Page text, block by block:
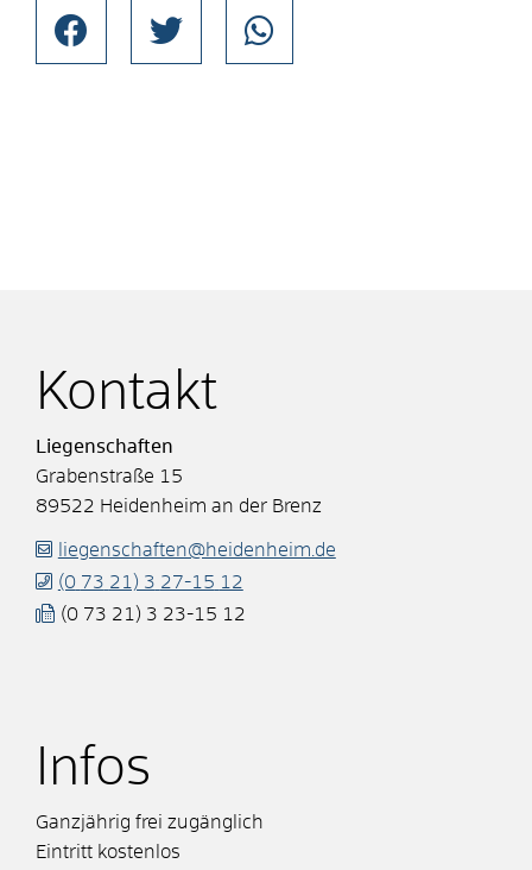
Kontakt
Liegenschaften
Grabenstraße 15
89522 Heidenheim an der Brenz
liegenschaften@heidenheim.de
(0 73 21) 3 27-15 12
(0 73 21) 3 23-15 12
Infos
Ganzjährig frei zugänglich
Eintritt kostenlos